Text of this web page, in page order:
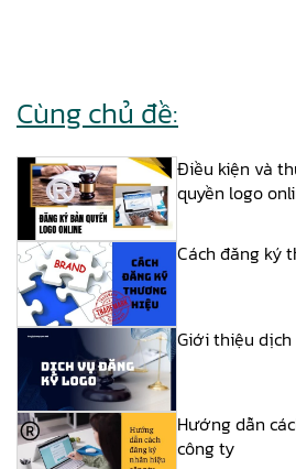
Cùng chủ đề:
Điều kiện và
quyền logo
Cách đăng ký
Giới thiệu
Hướng dẫn
công ty